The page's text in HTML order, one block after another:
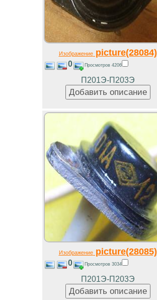
Изображениеpicture(28084)
0 Просмотров 4206
П201Э-П203Э
Изображениеpicture(28085)
0 Просмотров 3034
П201Э-П203Э